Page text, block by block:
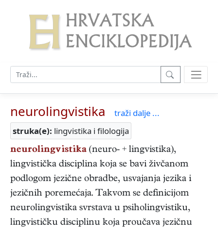
neurolingvistika
traži dalje ...
struka(e): lingvistika i filologija
neurolingvistika (neuro- + lingvistika),
lingvistička disciplina koja se bavi živčanom
podlogom jezične obradbe, usvajanja jezika i
jezičnih poremećaja. Takvom se definicijom
neurolingvistika svrstava u psiholingvistiku,
lingvističku disciplinu koja proučava jezičnu